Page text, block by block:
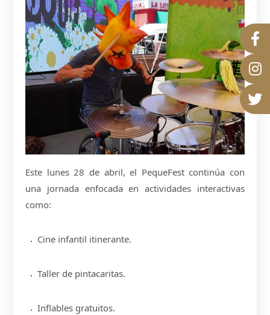
Este lunes 28 de abril, el PequeFest continúa con
una jornada enfocada en actividades interactivas
como:
Cine infantil itinerante.
Taller de pintacaritas.
Inflables gratuitos.